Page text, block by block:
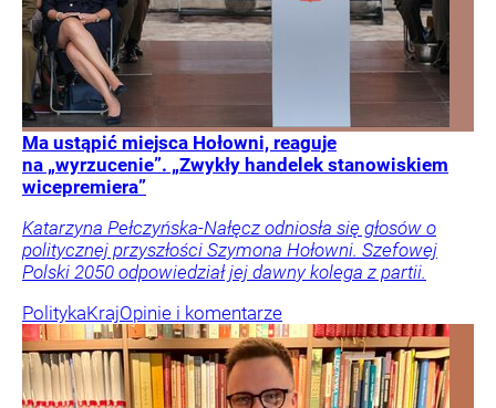
Ma ustąpić miejsca Hołowni, reaguje
na „wyrzucenie”. „Zwykły handelek stanowiskiem
wicepremiera”
Katarzyna Pełczyńska-Nałęcz odniosła się głosów o
politycznej przyszłości Szymona Hołowni. Szefowej
Polski 2050 odpowiedział jej dawny kolega z partii.
PolitykaKrajOpinie i komentarze